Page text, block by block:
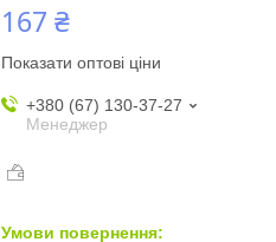
167 ₴
Показати оптові ціни
+380 (67) 130-37-27
Менеджер